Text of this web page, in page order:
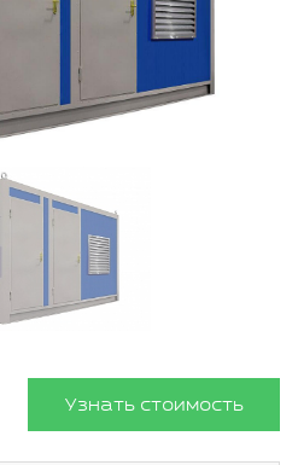
Узнать стоимость